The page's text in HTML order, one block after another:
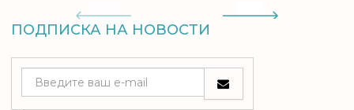
ПОДПИСКА НА НОВОСТИ